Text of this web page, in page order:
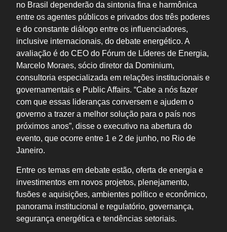
no Brasil dependerão da sintonia fina e harmônica
entre os agentes públicos e privados dos três poderes
e do constante diálogo entre os influenciadores,
inclusive internacionais, do debate energético. A
avaliação é do CEO do Fórum de Líderes de Energia,
Marcelo Moraes, sócio diretor da Dominium,
consultoria especializada em relações institucionais e
governamentais e Public Affairs. “Cabe a nós fazer
com que essas lideranças conversem e ajudem o
governo a trazer a melhor solução para o país nos
próximos anos”, disse o executivo na abertura do
evento, que ocorre entre 1 e 2 de junho, no Rio de
Janeiro.
Entre os temas em debate estão, oferta de energia e
investimentos em novos projetos, plenejamento,
fusões e aquisições, ambientes político e econômico,
panorama institucional e regulatório, governança,
segurança energética e tendências setoriais.